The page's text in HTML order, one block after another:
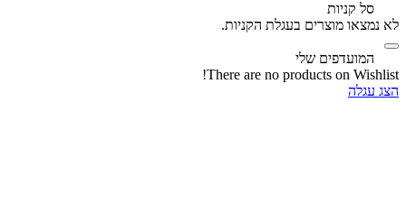
קניות‬
מוצרים בעגלת הקניות.
שלי
There are no products on